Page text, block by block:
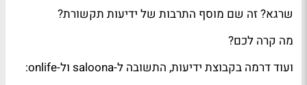
שרגא? זה שם מוסף התרבות של ידיעות תקשורת?
מה קרה לכם?
ועוד דרמה בקבוצת ידיעות, התשובה ל-saloona ול-onlife
: